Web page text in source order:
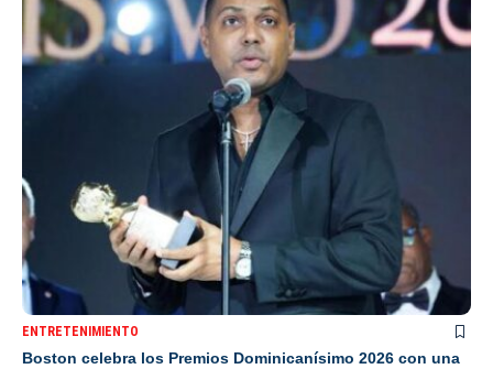
ENTRETENIMIENTO
Boston celebra los Premios Dominicanísimo 2026 con una